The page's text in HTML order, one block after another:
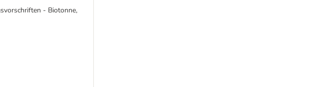
- Biotonne,